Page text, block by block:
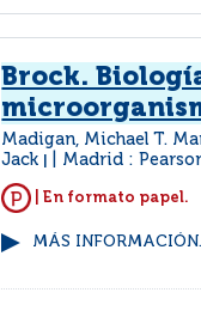
Brock.
Madigan, Michael T.
Jack
Madrid :
| En formato papel.
MÁS